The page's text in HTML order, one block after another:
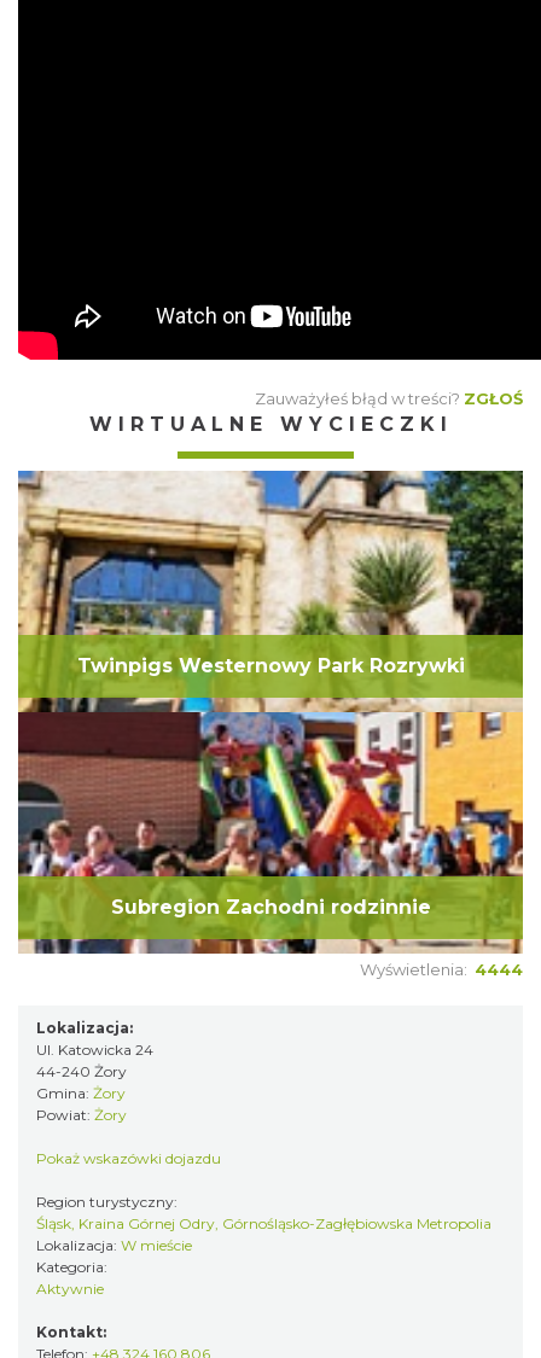
Zauważyłeś błąd w treści? ZGŁOŚ
WIRTUALNE WYCIECZKI
Twinpigs Westernowy Park Rozrywki
Subregion Zachodni rodzinnie
Wyświetlenia: 4444
Lokalizacja:
Ul. Katowicka 24
44-240 Żory
Gmina: Żory
Powiat: Żory
Pokaż wskazówki dojazdu
Region turystyczny:
Śląsk, Kraina Górnej Odry, Górnośląsko-Zagłębiowska Metropolia
Lokalizacja: W mieście
Kategoria:
Aktywnie
Kontakt:
Telefon: +48 324 160 806